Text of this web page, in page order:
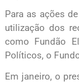
Para as ações
utilização dos
como Fundão
Políticos, o
Em janeiro, o